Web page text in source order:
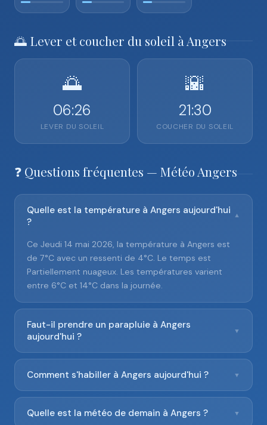
🌅 Lever et coucher du soleil à Angers
🌅
06:26
LEVER DU SOLEIL
🌇
21:30
COUCHER DU SOLEIL
❓ Questions fréquentes — Météo Angers
Quelle est la température à Angers aujourd'hui
?
▼
Ce Jeudi 14 mai 2026, la température à Angers est
de 7°C avec un ressenti de 4°C. Le temps est
Partiellement nuageux. Les températures varient
entre 6°C et 14°C dans la journée.
Faut-il prendre un parapluie à Angers
aujourd'hui ?
▼
Comment s'habiller à Angers aujourd'hui ? ▼
Quelle est la météo de demain à Angers ? ▼